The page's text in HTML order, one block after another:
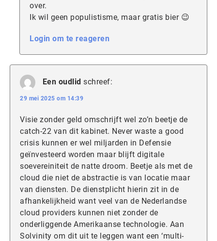
over.
Ik wil geen populistisme, maar gratis bier 😉
Login om te reageren
Een oudlid schreef:
29 mei 2025 om 14:39
Visie zonder geld omschrijft wel zo’n beetje de
catch-22 van dit kabinet. Never waste a good
crisis kunnen er wel miljarden in Defensie
geïnvesteerd worden maar blijft digitale
soevereiniteit de natte droom. Beetje als met de
cloud die niet de abstractie is van locatie maar
van diensten. De dienstplicht hierin zit in de
afhankelijkheid want veel van de Nederlandse
cloud providers kunnen niet zonder de
onderliggende Amerikaanse technologie. Aan
Solvinity om dit uit te leggen want een ‘multi-